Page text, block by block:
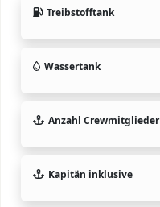
Treibstofftank
Wassertank
Anzahl Crewmitglieder
Kapitän inklusive